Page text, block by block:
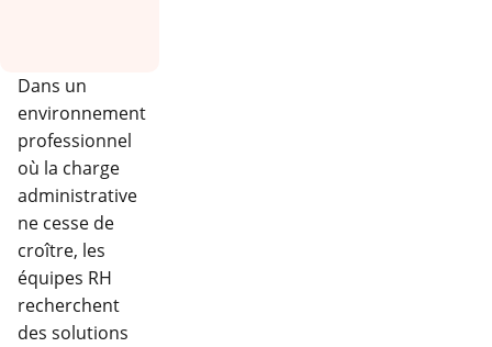
Dans un
environnement
professionnel
où la charge
administrative
ne cesse de
croître, les
équipes RH
recherchent
des solutions